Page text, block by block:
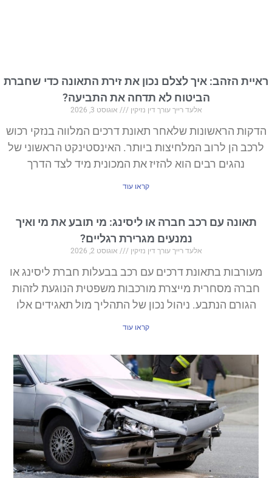
ראיית הזהב: איך לצלם נכון את זירת התאונה כדי שחברת
הביטוח לא תדחה את התביעה?
אלעד רייך עורך דין נזיקין אוגוסט 3, 2026
הדקות הראשונות שלאחר תאונת דרכים המלווה בנזקי רכוש
לרכב הן לרוב המלחיצות ביותר. האינסטינקט הראשוני של
נהגים רבים הוא להזיז את המכונית מיד לצד הדרך
קראו עוד
תאונה עם רכב חברה או ליסינג: מי תובע את מי ואיך
נמנעים מגרירת רגליים?
אלעד רייך עורך דין נזיקין אוגוסט 2, 2026
מעורבות בתאונת דרכים עם רכב בבעלות חברת ליסינג או
חברה מסחרית מייצרת מורכבות משפטית הנוגעת לזהות
הגורם הנתבע. ניהול נכון של התהליך מול תאגידים אלו
קראו עוד